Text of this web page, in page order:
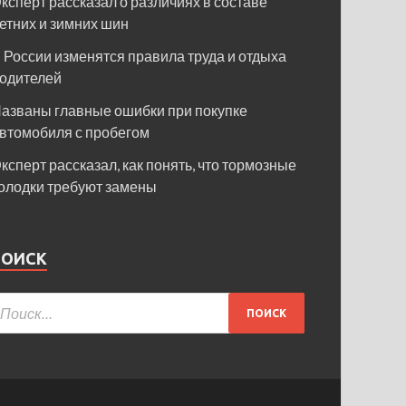
и зимних шин
России изменятся правила труда и отдыха
главные ошибки при покупке
с пробегом
рассказал, как понять, что тормозные
требуют замены